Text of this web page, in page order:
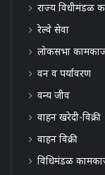
राज्य विधीमंडळ
रेल्वे सेवा
लोकसभा
वन व पर्यावरण
वन्य जीव
वाहन खरेदी-विक्री
वाहन विक्री
विधिमंडळ